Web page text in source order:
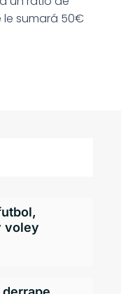
le sumará 50€
voley